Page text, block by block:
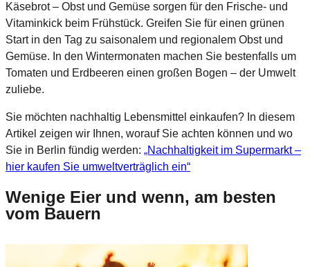
Käsebrot – Obst und Gemüse sorgen für den Frische- und
Vitaminkick beim Frühstück. Greifen Sie für einen grünen
Start in den Tag zu saisonalem und regionalem Obst und
Gemüse. In den Wintermonaten machen Sie bestenfalls um
Tomaten und Erdbeeren einen großen Bogen – der Umwelt
zuliebe.
Sie möchten nachhaltig Lebensmittel einkaufen? In diesem
Artikel zeigen wir Ihnen, worauf Sie achten können und wo
Sie in Berlin fündig werden: „Nachhaltigkeit im Supermarkt –
hier kaufen Sie umweltverträglich ein“
Wenige Eier und wenn, am besten
vom Bauern